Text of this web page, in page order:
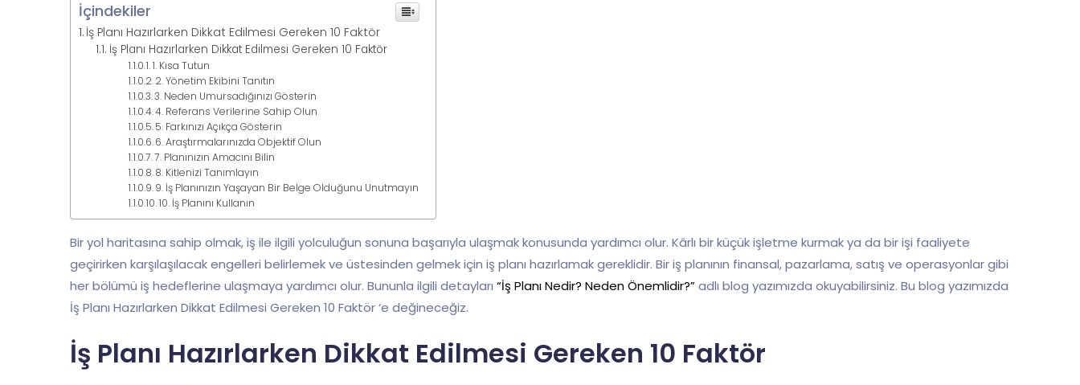
İçindekiler
İş Planı Hazırlarken Dikkat Edilmesi Gereken 10 Faktör
İş Planı Hazırlarken Dikkat Edilmesi Gereken 10 Faktör
1. Kısa Tutun
2. Yönetim Ekibini Tanıtın
3. Neden Umursadığınızı Gösterin
4. Referans Verilerine Sahip Olun
5. Farkınızı Açıkça Gösterin
6. Araştırmalarınızda Objektif Olun
7. Planınızın Amacını Bilin
8. Kitlenizi Tanımlayın
9. İş Planınızın Yaşayan Bir Belge Olduğunu Unutmayın
10. İş Planını Kullanın
Bir yol haritasına sahip olmak, iş ile ilgili yolculuğun sonuna başarıyla ulaşmak konusunda yardımcı olur. Kârlı bir küçük işletme kurmak ya da bir işi faaliyete
geçirirken karşılaşılacak engelleri belirlemek ve üstesinden gelmek için iş planı hazırlamak gereklidir. Bir iş planının finansal, pazarlama, satış ve operasyonlar gibi
her bölümü iş hedeflerine ulaşmaya yardımcı olur. Bununla ilgili detayları “İş Planı Nedir? Neden Önemlidir?”adlı blog yazımızda okuyabilirsiniz. Bu blog yazımızda
İş Planı Hazırlarken Dikkat Edilmesi Gereken 10 Faktör ‘e değineceğiz.
İş Planı Hazırlarken Dikkat Edilmesi Gereken 10 Faktör